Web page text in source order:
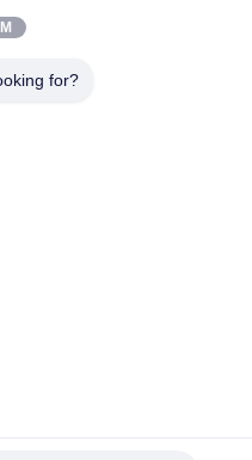
for?